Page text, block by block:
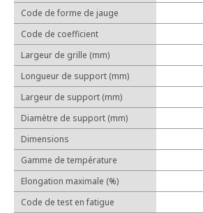
Outillage manuel
Outillage électrique
Code de forme de jauge
Code de coefficient
d'allongement linéaire (10-6/℃)
Largeur de grille (mm)
Longueur de support (mm)
Largeur de support (mm)
Diamètre de support (mm)
Dimensions
Gamme de température
d'utilisation
Elongation maximale (%)
Code de test en fatigue